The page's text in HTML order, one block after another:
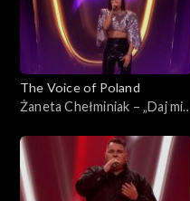
The Voice of Poland
Żaneta Chełminiak – „Daj mi
Poland”, Live 3, 22 listopada
2025